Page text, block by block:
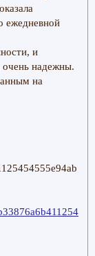
ежедневной
и
очень надежны.
на